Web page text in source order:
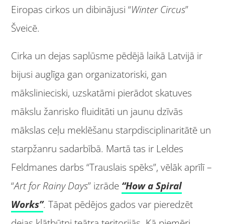
Eiropas cirkos un dibinājusi “Winter Circus”
Šveicē.
Cirka un dejas saplūsme pēdējā laikā Latvijā ir
bijusi auglīga gan organizatoriski, gan
mākslinieciski, uzskatāmi pierādot skatuves
mākslu žanrisko fluiditāti un jaunu dzīvās
mākslas ceļu meklēšanu starpdisciplinaritātē un
starpžanru sadarbībā. Martā tas ir Leldes
Feldmanes darbs “Trauslais spēks”, vēlāk aprīlī –
“Art for Rainy Days” izrāde “How a Spiral
Works”. Tāpat pēdējos gados var pieredzēt